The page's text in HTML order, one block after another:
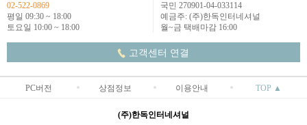
02-522-0869
평일 09:30 ~ 18:00
토요일 10:00 ~ 18:00
국민 270901-04-033114
예금주: (주)한독인터네셔널
월~금 택배마감 16:00
고객센터 연결
PC버전 상점정보 이용안내 TOP ▲
(주)한독인터네셔널